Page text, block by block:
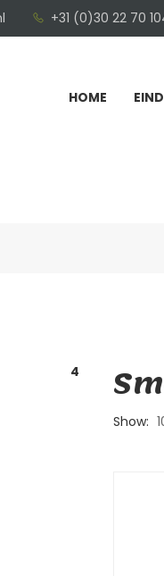
+31 (0)30 22 70
HOME
4
Show: